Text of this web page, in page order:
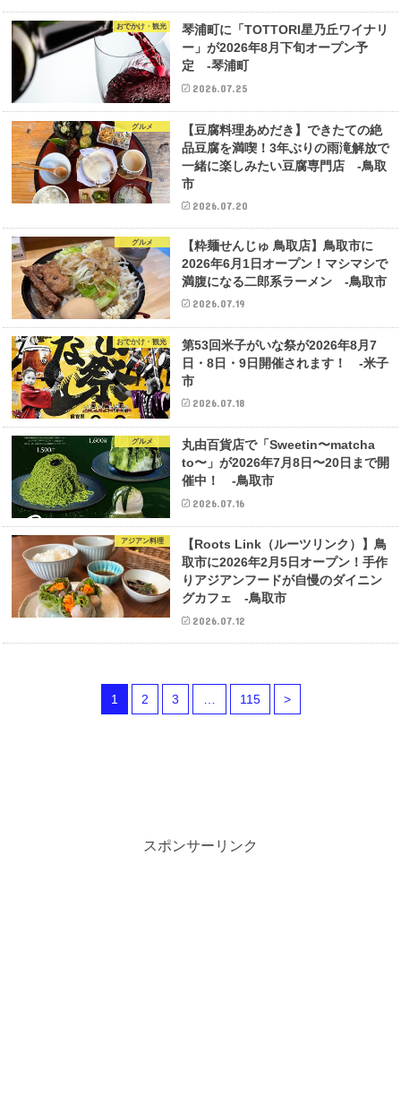
おでかけ・観光
琴浦町に「TOTTORI星乃丘ワイナリ
ー」が2026年8月下旬オープン予
定 -琴浦町
2026.07.25
グルメ
【豆腐料理あめだき】できたての絶
品豆腐を満喫！3年ぶりの雨滝解放で
一緒に楽しみたい豆腐専門店 -鳥取
市
2026.07.20
グルメ
【粋麺せんじゅ 鳥取店】鳥取市に
2026年6月1日オープン！マシマシで
満腹になる二郎系ラーメン -鳥取市
2026.07.19
おでかけ・観光
第53回米子がいな祭が2026年8月7
日・8日・9日開催されます！ -米子
市
2026.07.18
グルメ
丸由百貨店で「Sweetin〜matcha
to〜」が2026年7月8日〜20日まで開
催中！ -鳥取市
2026.07.16
アジアン料理
【Roots Link（ルーツリンク）】鳥
取市に2026年2月5日オープン！手作
りアジアンフードが自慢のダイニン
グカフェ -鳥取市
2026.07.12
1 2 3 115 >
スポンサーリンク